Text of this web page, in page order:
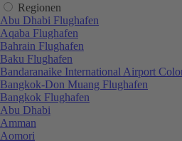
Regionen
Abu Dhabi Flughafen
Aqaba Flughafen
Bahrain Flughafen
Baku Flughafen
Bandaranaike International Airport
Bangkok-Don Muang Flughafen
Bangkok Flughafen
Abu Dhabi
Amman
Aomori